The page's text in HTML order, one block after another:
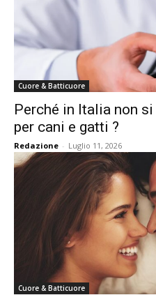
Cuore & Batticuore
Perché in Italia non
per cani e gatti ?
Redazione - Luglio 11, 2026
Cuore & Batticuore